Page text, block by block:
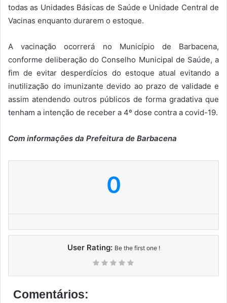
todas as Unidades Básicas de Saúde e Unidade Central de
Vacinas enquanto durarem o estoque.
A vacinação ocorrerá no Município de Barbacena,
conforme deliberação do Conselho Municipal de Saúde, a
fim de evitar desperdícios do estoque atual evitando a
inutilização do imunizante devido ao prazo de validade e
assim atendendo outros públicos de forma gradativa que
tenham a intenção de receber a 4º dose contra a covid-19.
Com informações da Prefeitura de Barbacena
0
User Rating: Be the first one !
Comentários: